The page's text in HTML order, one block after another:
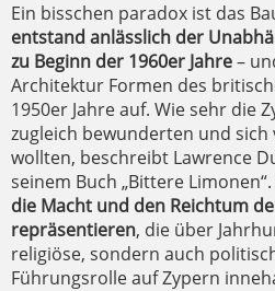
Ein bisschen paradox ist das
entstand anlässlich der
zu Beginn der 1960er Jahre–
Architektur Formen des
1950er Jahre auf. Wie sehr die
zugleich bewunderten und
wollten, beschreibt Lawrence
seinem Buch „Bittere Limonen“.
die Macht und den Reichtum
repräsentieren, die über
religiöse, sondern auch
Führungsrolle auf Zypern